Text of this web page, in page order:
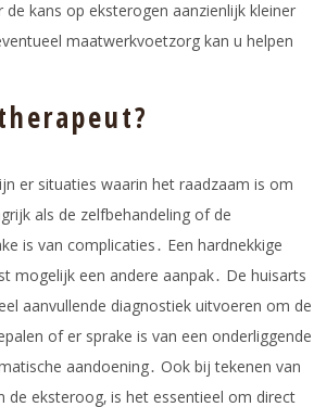
kans op eksterogen aanzienlijk kleiner
maatwerkvoetzorg kan u helpen
er situaties waarin het raadzaam is om
als de zelfbehandeling of de
is van complicaties․ Een hardnekkige
mogelijk een andere aanpak․ De huisarts
aanvullende diagnostiek uitvoeren om de
of er sprake is van een onderliggende
aandoening․ Ook bij tekenen van
de eksteroog‚ is het essentieel om direct